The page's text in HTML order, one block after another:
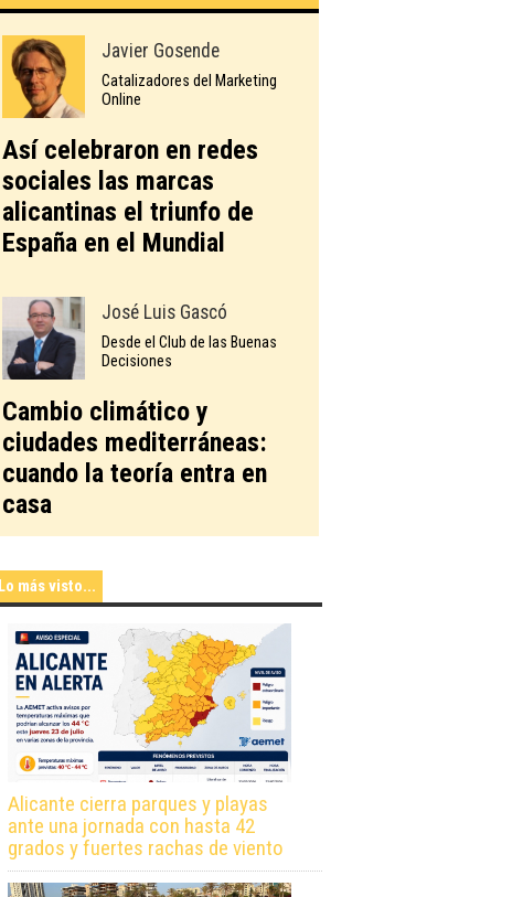
Javier Gosende
Catalizadores del Marketing
Online
Así celebraron en redes
sociales las marcas
alicantinas el triunfo de
España en el Mundial
José Luis Gascó
Desde el Club de las Buenas
Decisiones
Cambio climático y
ciudades mediterráneas:
cuando la teoría entra en
casa
Lo más visto...
Alicante cierra parques y playas
ante una jornada con hasta 42
grados y fuertes rachas de viento